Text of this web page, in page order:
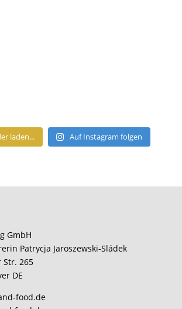
laden... Auf Instagram folgen
GmbH
Patrycja Jaroszewski-Sládek
Str. 265
DE
food.de